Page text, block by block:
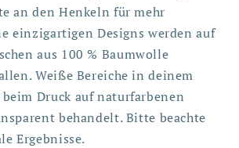
an den Henkeln für mehr
einzigartigen Designs werden auf
aus 100 % Baumwolle
Weiße Bereiche in deinem
Druck auf naturfarbenen
behandelt. Bitte beachte
Ergebnisse.